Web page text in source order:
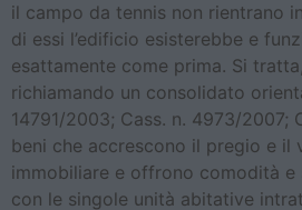
il campo da tennis non rientrano
di essi l’edificio esisterebbe e
esattamente come prima. Si
richiamando un consolidato
14791/2003; Cass. n. 4973/2007;
beni che accrescono il pregio e il
immobiliare e offrono comodità e
con le singole unità abitative